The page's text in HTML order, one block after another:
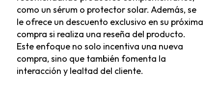
como un sérum o protector solar. Además, se
le ofrece un descuento exclusivo en su próxima
compra si realiza una reseña del producto.
Este enfoque no solo incentiva una nueva
compra, sino que también fomenta la
interacción y lealtad del cliente.